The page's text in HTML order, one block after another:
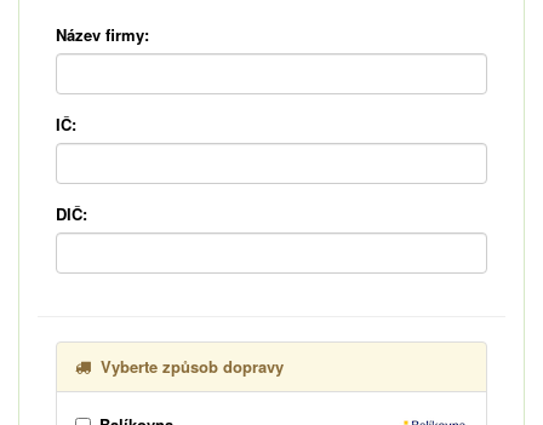
Název firmy:
IČ:
DIČ:
Vyberte způsob dopravy